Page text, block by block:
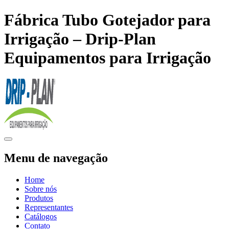
Fábrica Tubo Gotejador para
Irrigação – Drip-Plan
Equipamentos para Irrigação
Menu de navegação
Home
Sobre nós
Produtos
Representantes
Catálogos
Contato